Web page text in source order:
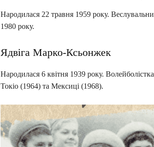
Народилася 22 травня 1959 року.
1980 року.
Ядвіга Марко-Ксьонжек
Народилася 6 квітня 1939 року.
Токіо (1964) та Мексиці (1968).